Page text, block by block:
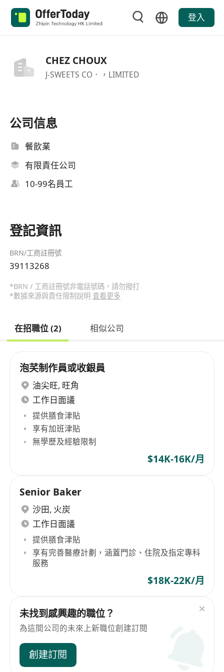
登入
CHEZ CHOUX
J-SWEETS CO．，LIMITED
公司信息
餐飲業
有限責任公司
10-99名員工
登記資訊
BRN/工商註冊號
39113268
*BRN / 工商註冊號非電話號碼，請勿撥打
*數據來源與責任限制說明 查看更多
在招職位 (2) 相似公司
泡芺制作員或收銀員
油尖旺, 旺角
工作日面議
提供膳食津貼
享有加班津貼
無學歷及經驗限制
$14K-16K/月
Senior Baker
沙田, 火炭
工作日面議
提供膳食津貼
享有完善醫療計劃，涵蓋門診、住院及指定專科
服務
$18K-22K/月
未找到感興趣的職位？
為這間公司的未來上新職位創建訂閱
創建訂閱